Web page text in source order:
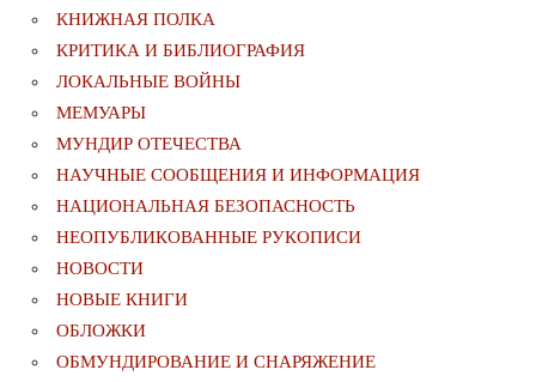
КНИЖНАЯ ПОЛКА
КРИТИКА И БИБЛИОГРАФИЯ
ЛОКАЛЬНЫЕ ВОЙНЫ
МЕМУАРЫ
МУНДИР ОТЕЧЕСТВА
НАУЧНЫЕ СООБЩЕНИЯ И ИНФОРМАЦИЯ
НАЦИОНАЛЬНАЯ БЕЗОПАСНОСТЬ
НЕОПУБЛИКОВАННЫЕ РУКОПИСИ
НОВОСТИ
НОВЫЕ КНИГИ
ОБЛОЖКИ
ОБМУНДИРОВАНИЕ И СНАРЯЖЕНИЕ